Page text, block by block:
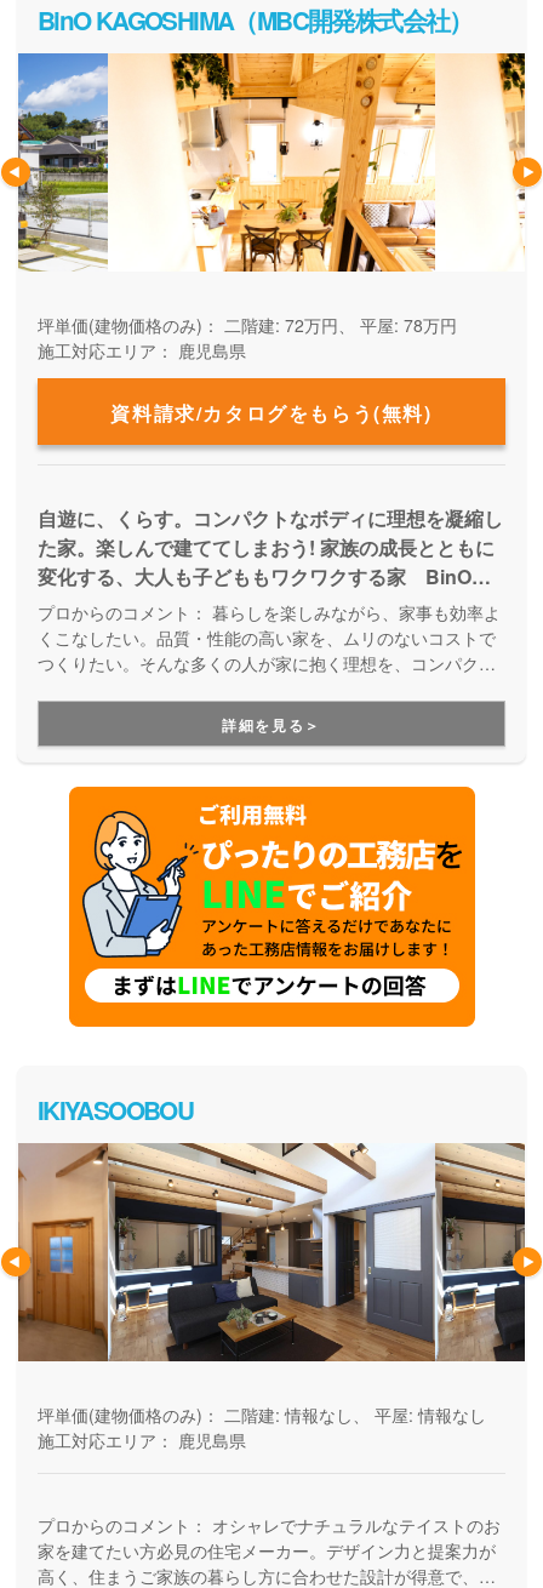
BinO KAGOSHIMA（MBC開発株式会社）
坪単価(建物価格のみ)： 二階建: 72万円、 平屋: 78万円
施工対応エリア： 鹿児島県
資料請求/カタログをもらう(無料)
自遊に、くらす。コンパクトなボディに理想を凝縮し
た家。楽しんで建ててしまおう! 家族の成長とともに
変化する、大人も子どももワクワクする家 BinOで
自遊なくらしを手に入れよう！ 限られたスペースで
もゆったりと心地よく暮らしたい。いつも家族とつな
がりながら、自分の趣味やひとりの時間も大切にした
しい。暮らしを楽しみながら、家事も効率よくこなし
たい。 暮らしやすさを叶えながら、遊びゴコロも忘
れない『BinO』だからできる暮らしを家族みんなで
楽しもう。
プロからのコメント： 暮らしを楽しみながら、家事も効率よ
くこなしたい。品質・性能の高い家を、ムリのないコストで
つくりたい。そんな多くの人が家に抱く理想を、コンパクト
フターサポートもしっかりしているので、住み始めてから先
の暮らしを末長く見守ってくれる住宅ブランドです。
詳細を見る＞
IKIYASOOBOU
坪単価(建物価格のみ)： 二階建: 情報なし、 平屋: 情報なし
施工対応エリア： 鹿児島県
プロからのコメント： オシャレでナチュラルなテイストのお
家を建てたい方必見の住宅メーカー。デザイン力と提案力が
高く、住まうご家族の暮らし方に合わせた設計が得意で、オ